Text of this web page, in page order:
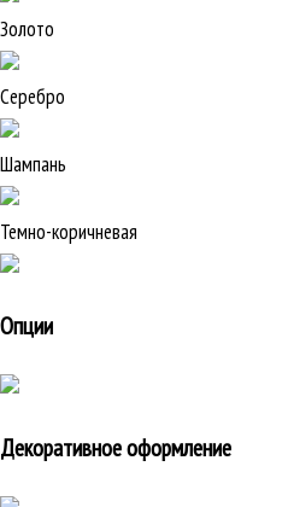
Золото
Серебро
Шампань
Темно-коричневая
Опции
Декоративное оформление